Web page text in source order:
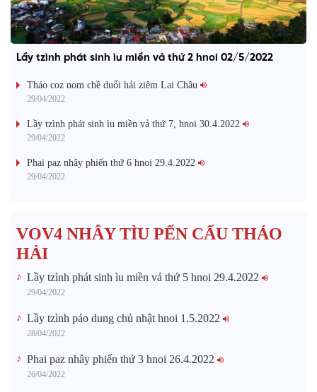
Lầy tzình phát sinh ìu miền vả thứ 2 hnoi 02/5/2022
Tháo coz nom chề duổi hải ziêm Lai Châu
29/04/2022
Lầy tzình phát sinh ìu miền vả thứ 7, hnoi 30.4.2022
29/04/2022
Phai paz nhây phiến thứ 6 hnoi 29.4.2022
29/04/2022
VOV4 NHÂY TÌU PẾN CẤU THÁO
HẢI
Lầy tzình phát sinh ìu miền vả thứ 5 hnoi 29.4.2022
29/04/2022
Lầy tzình páo dung chủ nhật hnoi 1.5.2022
28/04/2022
Phai paz nhây phiến thứ 3 hnoi 26.4.2022
26/04/2022